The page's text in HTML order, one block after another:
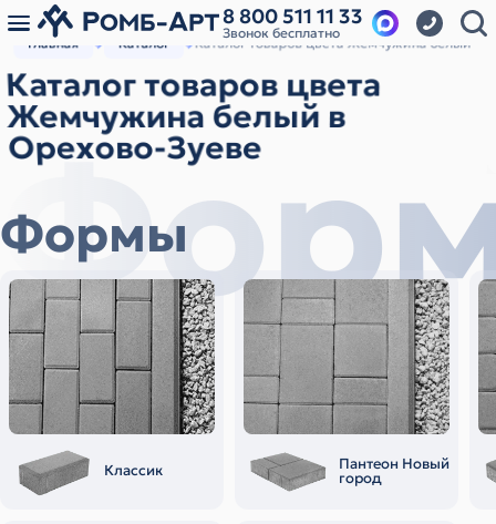
8 800 511 11 33
Звонок бесплатно
Главная Каталог Каталог товаров цвета Жемчужина белый
Каталог товаров цвета
Жемчужина белый в
Орехово-Зуеве
Формы
Классик Пантеон Новый
город